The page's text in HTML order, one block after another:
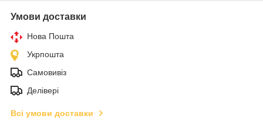
Умови доставки
Нова Пошта
Укрпошта
Самовивіз
Делівері
Всі умови доставки